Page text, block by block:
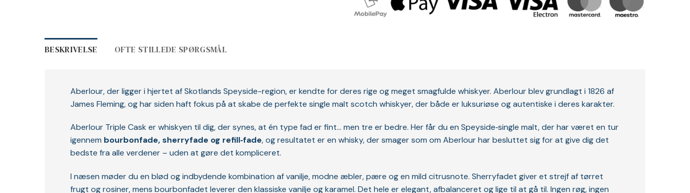
BESKRIVELSE OFTE STILLEDE SPØRGSMÅL
Aberlour, der ligger i hjertet af Skotlands Speyside-region, er kendte for deres rige og meget smagfulde whiskyer. Aberlour blev grundlagt i 1826 af
James Fleming, og har siden haft fokus på at skabe de perfekte single malt scotch whiskyer, der både er luksuriøse og autentiske i deres karakter.
Aberlour Triple Cask er whiskyen til dig, der synes, at én type fad er fint… men tre er bedre. Her får du en Speyside‑single malt, der har været en tur
igennem bourbonfade, sherryfade og refill‑fade, og resultatet er en whisky, der smager som om Aberlour har besluttet sig for at give dig det
bedste fra alle verdener – uden at gøre det kompliceret.
I næsen møder du en blød og indbydende kombination af vanilje, modne æbler, pære og en mild citrusnote. Sherryfadet giver et strejf af tørret
frugt og rosiner, mens bourbonfadet leverer den klassiske vanilje og karamel. Det hele er elegant, afbalanceret og lige til at gå til. Ingen røg, ingen